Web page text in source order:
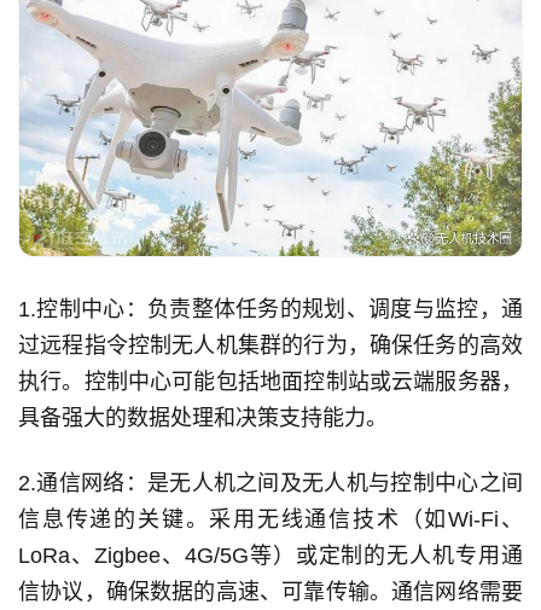
1.控制中心：负责整体任务的规划、调度与监控，通
过远程指令控制无人机集群的行为，确保任务的高效
执行。控制中心可能包括地面控制站或云端服务器，
具备强大的数据处理和决策支持能力。
2.通信网络：是无人机之间及无人机与控制中心之间
信息传递的关键。采用无线通信技术（如Wi-Fi、
LoRa、Zigbee、4G/5G等）或定制的无人机专用通
信协议，确保数据的高速、可靠传输。通信网络需要